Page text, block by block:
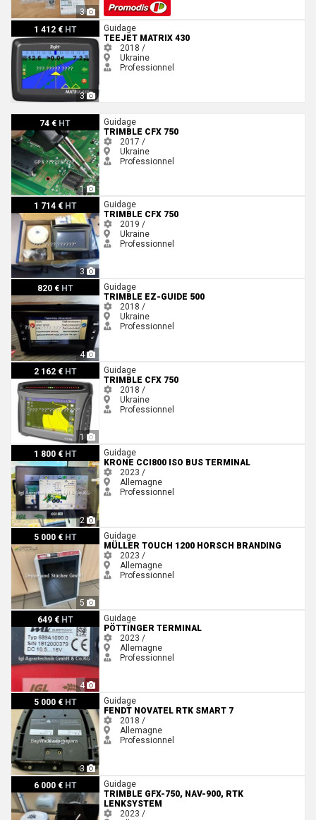
3
1 412 € HT
3
TeeJet Matrix 430
Guidage
TEEJET MATRIX 430
2018 /
Ukraine
Professionnel
74 € HT
1
Trimble CFX 750
Guidage
TRIMBLE CFX 750
2017 /
Ukraine
Professionnel
1 714 € HT
3
Trimble CFX 750
Guidage
TRIMBLE CFX 750
2019 /
Ukraine
Professionnel
820 € HT
4
Trimble EZ-Guide 500
Guidage
TRIMBLE EZ-GUIDE 500
2018 /
Ukraine
Professionnel
2 162 € HT
1
Trimble CFX 750
Guidage
TRIMBLE CFX 750
2018 /
Ukraine
Professionnel
1 800 € HT
2
Krone CCI800 ISO Bus Terminal
Guidage
KRONE CCI800 ISO BUS TERMINAL
2023 /
Allemagne
Professionnel
5 000 € HT
5
Müller Touch 1200 Horsch Branding
Guidage
MÜLLER TOUCH 1200 HORSCH BRANDING
2023 /
Allemagne
Professionnel
649 € HT
4
Pöttinger Terminal
Guidage
PÖTTINGER TERMINAL
2023 /
Allemagne
Professionnel
5 000 € HT
3
Fendt NOVATEL RTK SMART 7
Guidage
FENDT NOVATEL RTK SMART 7
2018 /
Allemagne
Professionnel
6 000 € HT
Trimble GFX-750, NAV-900, RTK Lenksystem
Guidage
TRIMBLE GFX-750, NAV-900, RTK
LENKSYSTEM
2023 /